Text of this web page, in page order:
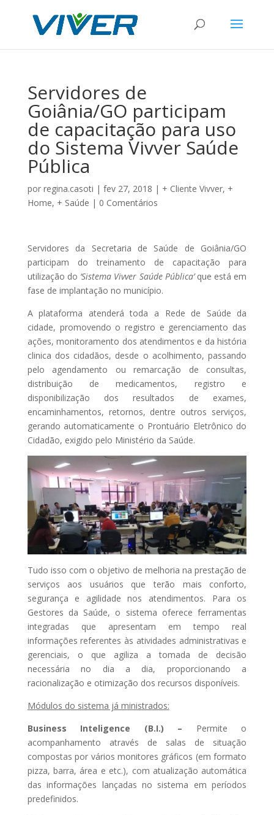
Servidores de
Goiânia/GO participam
de capacitação para uso
do Sistema Vivver Saúde
Pública
por regina.casoti | fev 27, 2018 | + Cliente Vivver, +
Home, + Saúde | 0 Comentários
Servidores da Secretaria de Saúde de Goiânia/GO
participam do treinamento de capacitação para
utilização do ‘Sistema Vivver Saúde Pública’que está em
fase de implantação no município.
A plataforma atenderá toda a Rede de Saúde da
cidade, promovendo o registro e gerenciamento das
ações, monitoramento dos atendimentos e da história
clinica dos cidadãos, desde o acolhimento, passando
pelo agendamento ou remarcação de consultas,
distribuição de medicamentos, registro e
disponibilização dos resultados de exames,
encaminhamentos, retornos, dentre outros serviços,
gerando automaticamente o Prontuário Eletrônico do
Cidadão, exigido pelo Ministério da Saúde.
Tudo isso com o objetivo de melhoria na prestação de
serviços aos usuários que terão mais conforto,
segurança e agilidade nos atendimentos. Para os
Gestores da Saúde, o sistema oferece ferramentas
integradas que apresentam em tempo real
informações referentes às atividades administrativas e
gerenciais, o que agiliza a tomada de decisão
necessária no dia a dia, proporcionando a
racionalização e otimização dos recursos disponíveis.
Módulos do sistema já ministrados:
Business Inteligence (B.I.) – Permite o
acompanhamento através de salas de situação
compostas por vários monitores gráficos (em formato
pizza, barra, área e etc.), com atualização automática
das informações lançadas no sistema em períodos
predefinidos.